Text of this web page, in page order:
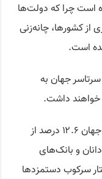
است چرا که دولت‌ها
از کشورها، چانه‌زنی
است.
جهان به
خواهند داشت.
در سال ۲۰۲۲، بهره‌وری نیروی کار در سطح جهان ۱۲.۶ درصد از
و بانک‌های
سرکوب دستمزدها